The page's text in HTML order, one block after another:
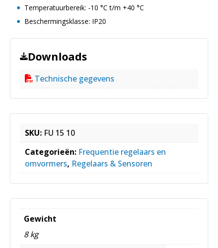
Temperatuurbereik: -10 °C t/m +40 °C
Beschermingsklasse: IP20
Downloads
Technische gegevens
SKU: FU 15 10
Categorieën: Frequentie regelaars en
omvormers, Regelaars & Sensoren
Gewicht
8 kg